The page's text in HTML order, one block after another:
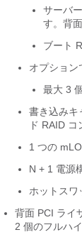
サーバ
す。背
ブート
オプション
最大 3
書き込みキ
ド RAID コ
1 つの
N + 1 電源
ホットスワ
背面 PCI ライ
2 個のフルハ